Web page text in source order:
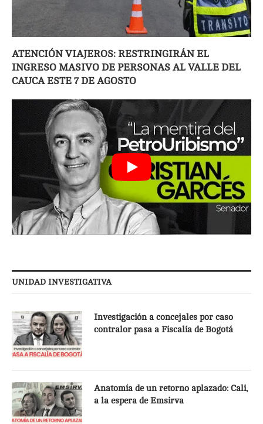
ATENCIÓN VIAJEROS: RESTRINGIRÁN EL
INGRESO MASIVO DE PERSONAS AL VALLE DEL
CAUCA ESTE 7 DE AGOSTO
UNIDAD INVESTIGATIVA
Investigación a concejales por caso
contralor pasa a Fiscalía de Bogotá
Anatomía de un retorno aplazado: Cali,
a la espera de Emsirva